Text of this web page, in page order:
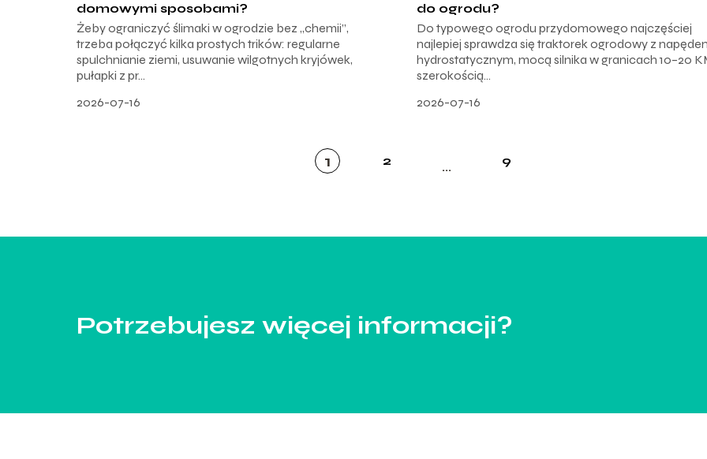
domowymi sposobami?
Żeby ograniczyć ślimaki w ogrodzie bez „chemii”,
trzeba połączyć kilka prostych trików: regularne
spulchnianie ziemi, usuwanie wilgotnych kryjówek,
pułapki z pr...
2026-07-16
do ogrodu?
Do typowego ogrodu przydomowego najczęściej
najlepiej sprawdza się traktorek ogrodowy z
hydrostatycznym, mocą silnika w granicach 10–20
szerokością...
2026-07-16
1 2 ... 9
Potrzebujesz więcej informacji?